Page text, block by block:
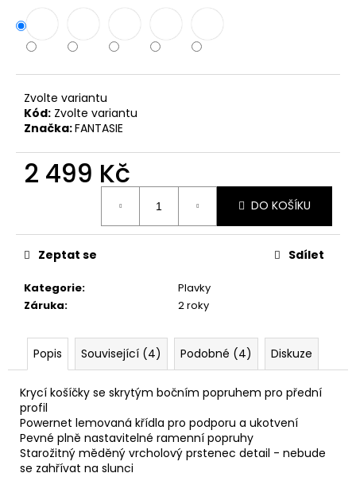
Zvolte variantu
Kód: Zvolte variantu
Značka:FANTASIE
2 499 Kč
DO KOŠÍKU
Kategorie:
Plavky
Záruka: 2 roky
Zeptat se Sdílet
Popis Související (4) Podobné (4) Diskuze
Krycí košíčky se skrytým bočním popruhem pro přední
profil
Powernet lemovaná křídla pro podporu a ukotvení
Pevné plně nastavitelné ramenní popruhy
Starožitný měděný vrcholový prstenec detail - nebude
se zahřívat na slunci